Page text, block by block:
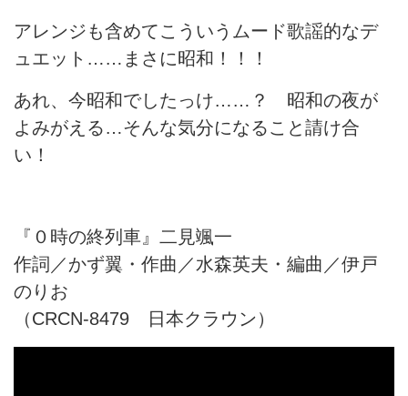
アレンジも含めてこういうムード歌謡的なデ
ュエット……まさに昭和！！！
あれ、今昭和でしたっけ……？ 昭和の夜が
よみがえる…そんな気分になること請け合
い！
『０時の終列車』二見颯一
作詞／かず翼・作曲／水森英夫・編曲／伊戸
のりお
（CRCN-8479 日本クラウン）